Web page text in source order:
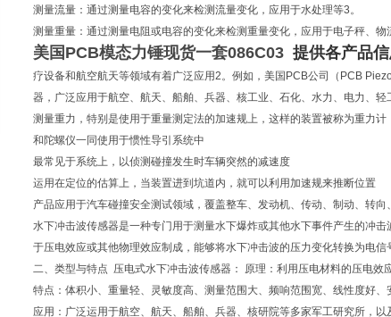
测量流量：通过测量电容的变化来检测流量变化，应用于水处理等3。
测量重量：通过测量电阻或电容的变化来检测重量变化，应用于电子秤、物
美国PCB模态力锤现货一套086C03 提供各产品
疗设备和航空航天等领域有着广泛应用2。例如，美国PCB公司（PCB
器，广泛应用于航空、航天、船舶、兵器、核工业、石化、水力、电力、
测量重力，特别是使用于重量测定法的加速规上，这样的装置被称为重力计
和陀螺仪一同使用于惯性导引系统中
最常见于系统上，以侦测碰撞发生时车辆突然的减速度
运用在定位的估算上，当装置进到坑道内，就可以利用加速规来推断位置
产品应用于汽车碰撞安全测试领域，覆盖整车、发动机、传动、制动、转
水下冲击波传感器是一种专门用于测量水下爆炸或其他水下事件产生的冲
于压电效应或其他物理效应制成，能够将水下冲击波的压力变化转换为电信
二、类型与特点 压电式水下冲击波传感器： 原理：利用压电材料的压电效
特点：体积小、重量轻、灵敏度高、测量范围大、频响范围宽、线性度好、
应用：广泛运用于航空、航天、船舶、兵器、核研院等多家军工研究所，以